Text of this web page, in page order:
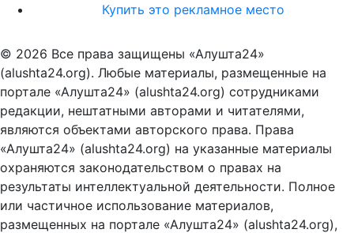
Купить это рекламное место
© 2026 Все права защищены «Алушта24»
(alushta24.org). Любые материалы, размещенные на
портале «Алушта24» (alushta24.org) сотрудниками
редакции, нештатными авторами и читателями,
являются объектами авторского права. Права
«Алушта24» (alushta24.org) на указанные материалы
охраняются законодательством о правах на
результаты интеллектуальной деятельности. Полное
или частичное использование материалов,
размещенных на портале «Алушта24» (alushta24.org),